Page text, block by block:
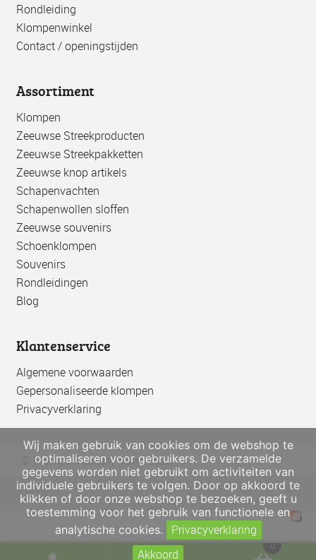
Rondleiding
Klompenwinkel
Contact / openingstijden
Assortiment
Klompen
Zeeuwse Streekproducten
Zeeuwse Streekpakketten
Zeeuwse knop artikels
Schapenvachten
Schapenwollen sloffen
Zeeuwse souvenirs
Schoenklompen
Souvenirs
Rondleidingen
Blog
Klantenservice
Algemene voorwaarden
Gepersonaliseerde klompen
Privacyverklaring
© Klompenmakerij Traas 2026
0
Wij maken gebruik van cookies om de webshop te
optimaliseren voor gebruikers. De verzamelde
gegevens worden niet gebruikt om activiteiten van
individuele gebruikers te volgen. Door op akkoord te
klikken of door onze webshop te bezoeken, geeft u
toestemming voor het gebruik van functionele en
analytische cookies.
Privacyverklaring
Akkoord